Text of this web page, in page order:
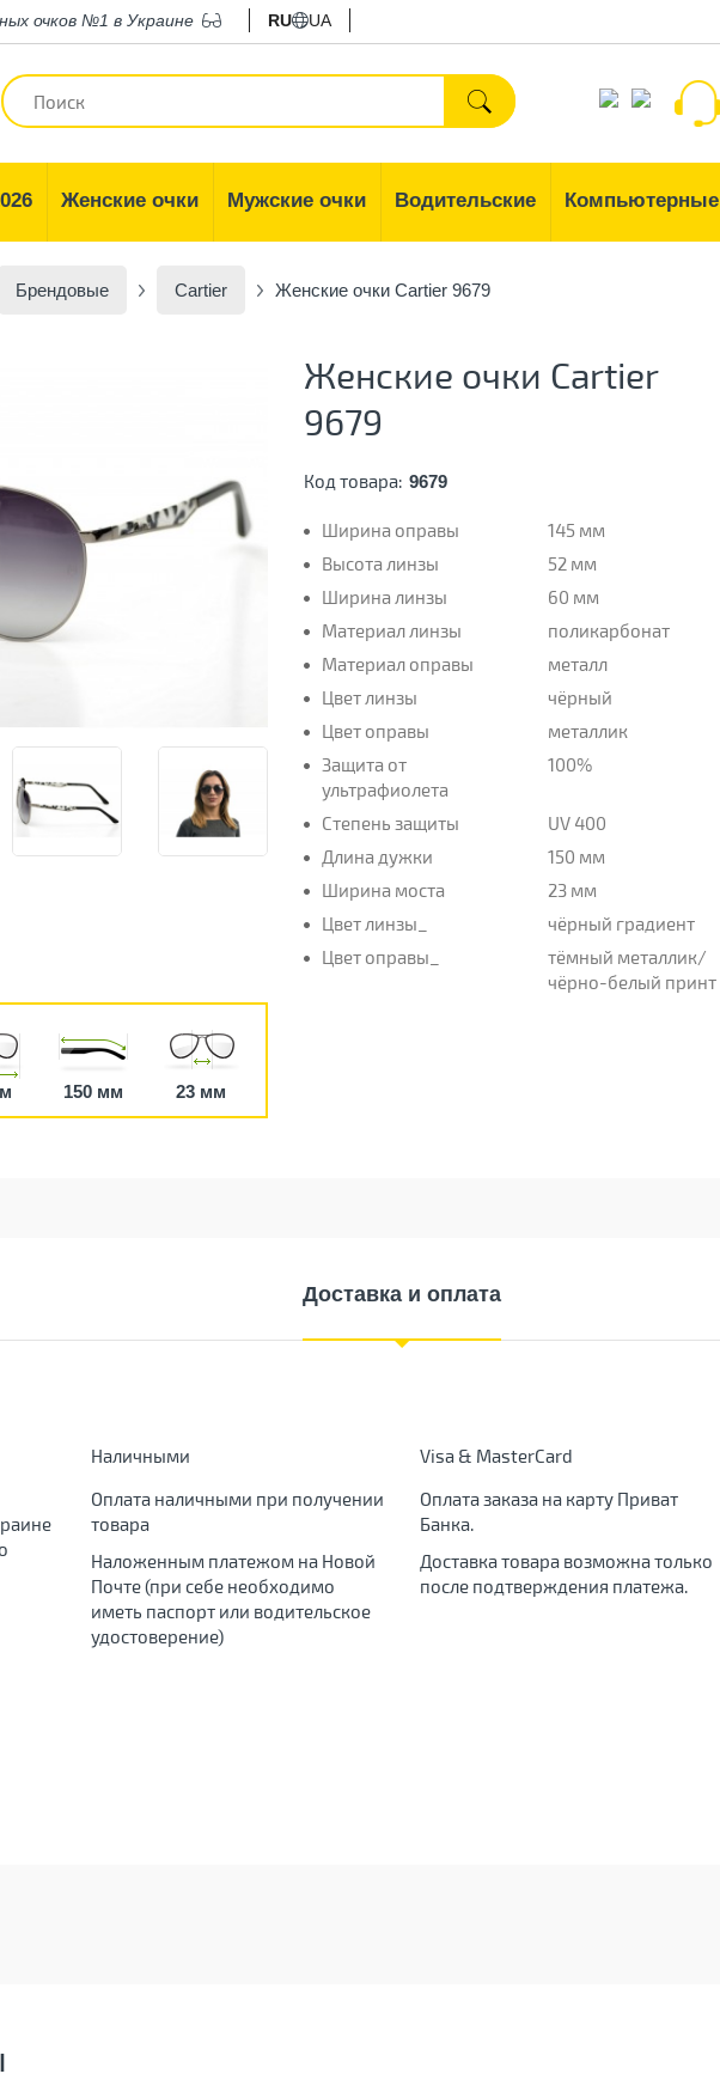
очков №1 в Украине RU UA
Женские очки Мужские очки Водительские Компьютерные
Брендовые Cartier Женские очки Cartier 9679
150 мм 23 мм
Женские очки Cartier
9679
Код товара: 9679
Ширина оправы
145 мм
Высота линзы
52 мм
Ширина линзы
60 мм
Материал линзы
поликарбонат
Материал оправы
металл
Цвет линзы
чёрный
Цвет оправы
металлик
Защита от
ультрафиолета
100%
Степень защиты
UV 400
Длина дужки
150 мм
Ширина моста
23 мм
Цвет линзы_
чёрный градиент
Цвет оправы_
тёмный металлик/
чёрно-белый принт
Доставка и оплата
Наличными
Оплата наличными при получении
товара
Наложенным платежом на Новой
Почте (при себе необходимо
иметь паспорт или водительское
удостоверение)
Visa & MasterCard
Оплата заказа на карту Приват
Банка.
Доставка товара возможна только
после подтверждения платежа.